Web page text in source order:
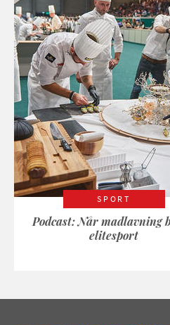
SPORT
Podcast: Når madlavning
elitesport